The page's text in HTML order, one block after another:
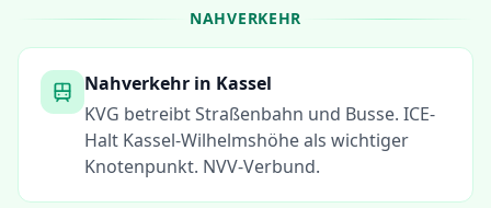
NAHVERKEHR
Nahverkehr in Kassel
KVG betreibt Straßenbahn und Busse. ICE-
Halt Kassel-Wilhelmshöhe als wichtiger
Knotenpunkt. NVV-Verbund.